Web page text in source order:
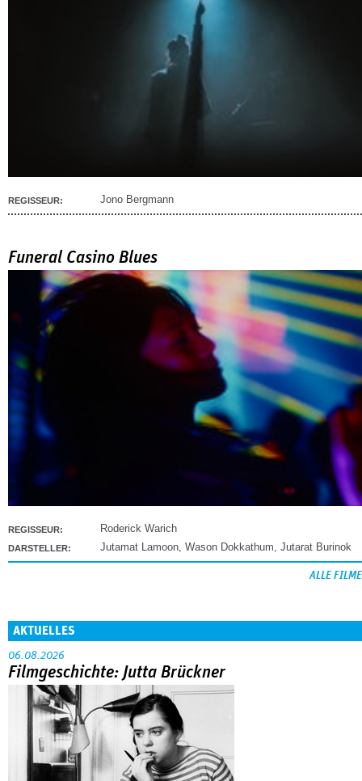
REGISSEUR: Jono Bergmann
Funeral Casino Blues
REGISSEUR: Roderick Warich
DARSTELLER: Jutamat Lamoon Wason Dokkathum Jutarat Burinok
ALLE FILME
AKTUELLES
06.08.2026
Filmgeschichte: Jutta Brückner